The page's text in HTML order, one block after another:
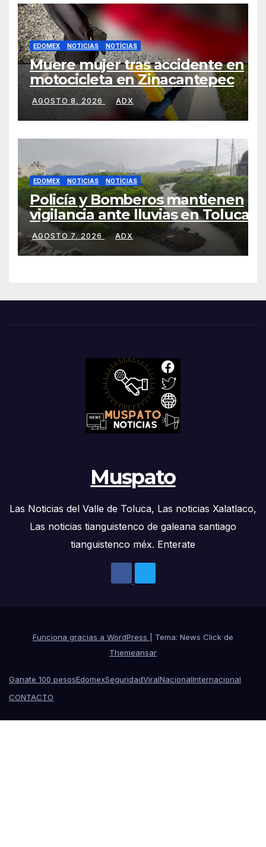
EDOMEX NOTICIAS NOTÍCIAS
Muere mujer tras accidente en
motocicleta en Zinacantepec
AGOSTO 8, 2026 ADX
EDOMEX NOTICIAS NOTÍCIAS
Policía y Bomberos mantienen
vigilancia ante lluvias en Toluca
AGOSTO 7, 2026 ADX
Muspato
Las Noticias del Valle de Toluca, Las noticias Xalatlaco,
Las noticias tianguistenco de galeana santiago
tianguistenco méx. Enterate
Funciona gracias a WordPress
Tema: News Click de
Themeansar
Ganate 100 pesosEdomexSeguridadViralNacionalInternacional
CONTACTO